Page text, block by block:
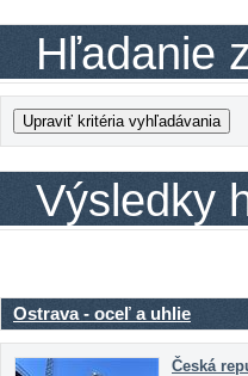
Hľadanie
Výsledky
Ostrava - oceľ a uhlie
Česká